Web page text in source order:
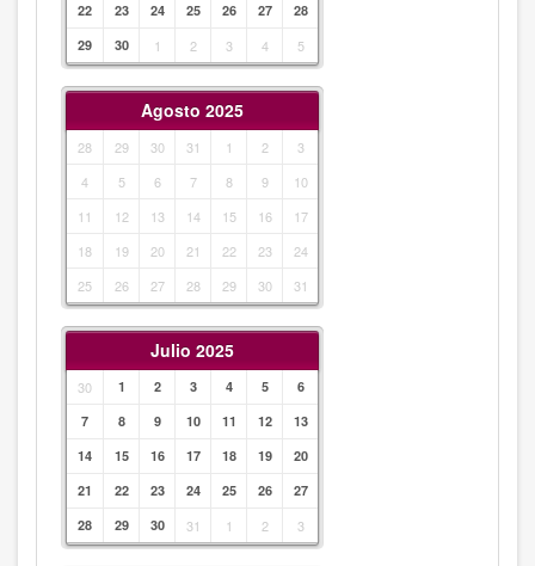
22
23 24 25 26 27
28
29
30 1 2 3 4 5
Agosto 2025
28 29 30 31 1 2
3
4
5 6 7 8 9
10
11
12 13 14 15 16
17
18
19 20 21 22 23
24
25
26 27 28 29 30 31
Julio 2025
30 1 2 3 4 5
6
7
8 9 10 11 12
13
14
15 16 17 18 19
20
21
22 23 24 25 26
27
28
29 30 31 1 2 3